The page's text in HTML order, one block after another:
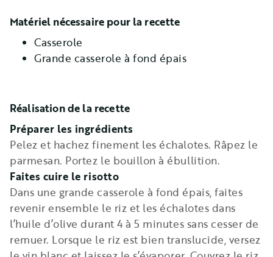
Matériel nécessaire pour la recette
Casserole
Grande casserole à fond épais
Réalisation de la recette
Préparer les ingrédients
Pelez et hachez finement les échalotes. Râpez le
parmesan. Portez le bouillon à ébullition.
Faites cuire le risotto
Dans une grande casserole à fond épais, faites
revenir ensemble le riz et les échalotes dans
l’huile d’olive durant 4 à 5 minutes sans cesser de
remuer. Lorsque le riz est bien translucide, versez